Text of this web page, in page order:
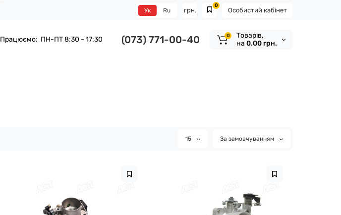
Особистий кабінет
0
грн.
Ук Ru
Працюємо: ПН-ПТ 8:30 - 17:30 (073) 771-00-40 0
Tоварів,
на 0.00 грн.
15 За замовчуванням